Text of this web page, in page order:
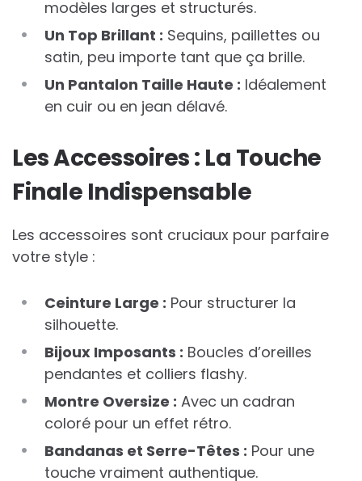
modèles larges et structurés.
Un Top Brillant : Sequins, paillettes ou
satin, peu importe tant que ça brille.
Un Pantalon Taille Haute : Idéalement
en cuir ou en jean délavé.
Les Accessoires : La Touche
Finale Indispensable
Les accessoires sont cruciaux pour parfaire
votre style :
Ceinture Large : Pour structurer la
silhouette.
Bijoux Imposants : Boucles d’oreilles
pendantes et colliers flashy.
Montre Oversize : Avec un cadran
coloré pour un effet rétro.
Bandanas et Serre-Têtes : Pour une
touche vraiment authentique.